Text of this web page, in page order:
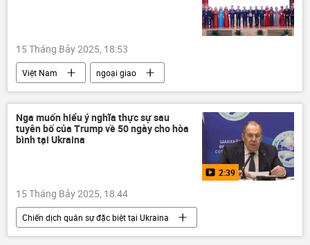
15 Tháng Bảy 2025, 18:53
Việt Nam
ngoại giao
Bộ Ngoại giao Việt Nam
Thế giới
Chính trị
Nguyễn Phú Trọng
Đảng Cộng sản Việt Nam
Nhóm G7
Nga muốn hiểu ý nghĩa thực sự sau
tuyên bố của Trump về 50 ngày cho hòa
bình tại Ukraina
2:39
15 Tháng Bảy 2025, 18:44
Chiến dịch quân sự đặc biệt tại Ukraina
Nga
Bộ Ngoại giao Nga